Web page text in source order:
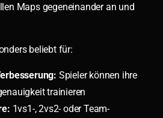
Maps gegeneinander an und
beliebt für:
Spieler können ihre
trainieren
1vs1-, 2vs2- oder Team-